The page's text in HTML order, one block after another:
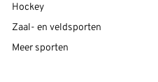
Hockey
Zaal- en veldsporten
Meer sporten